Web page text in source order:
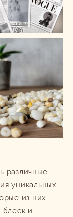
различные
уникальных
из них:
блеск и